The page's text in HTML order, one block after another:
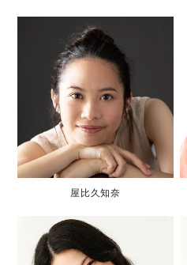
屋比久知奈